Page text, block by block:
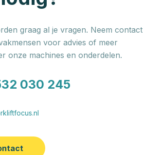
graag al je vragen. Neem contact
voor advies of meer
onze machines en onderdelen.
030 245